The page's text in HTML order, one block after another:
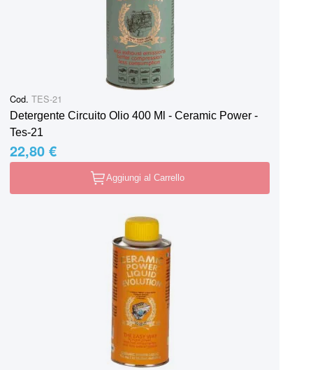
Cod. TES-21
Detergente Circuito Olio 400 Ml - Ceramic Power -
Tes-21
22,80 €
Aggiungi al Carrello